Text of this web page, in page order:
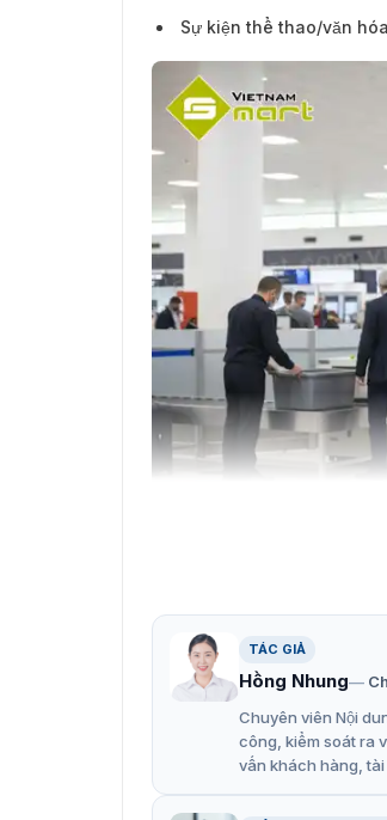
Sự kiện thể thao/văn
Cổng dò kim loại
Tính năng phát
ISD-SMG333L được trang
Độ Chính Xác Cao: Có
không bị bỏ sót hoặc
TÁC GIẢ
Hồng Nhung
Chuyên viên Nội
công, kiểm soát ra
vấn khách hàng,